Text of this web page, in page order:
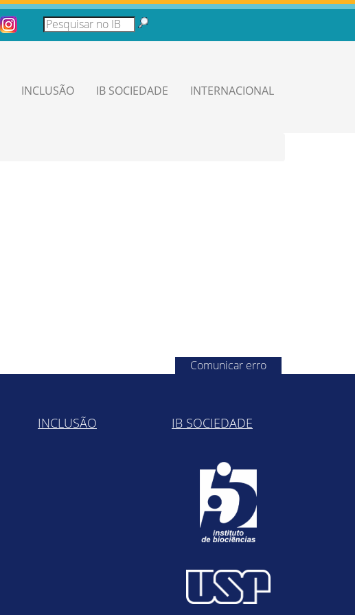
INCLUSÃO IB SOCIEDADE INTERNACIONAL
Comunicar erro
INCLUSÃO IB SOCIEDADE